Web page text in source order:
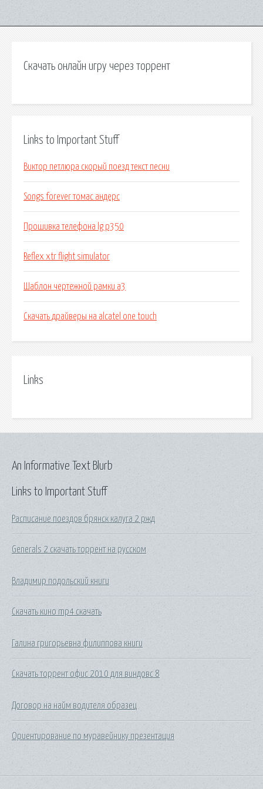
Скачать онлайн игру через торрент
Links to Important Stuff
Виктор петлюра скорый поезд текст песни
Songs forever томас андерс
Прошивка телефона lg p350
Reflex xtr flight simulator
Шаблон чертежной рамки а3
Скачать драйверы на alcatel one touch
Links
Links to Important Stuff
Расписание поездов брянск калуга 2 ржд
Generals 2 скачать торрент на русском
Владимир подольский книги
Скачать кино mp4 скачать
Галина григорьевна филиппова книги
Скачать торрент офис 2010 для виндовс 8
Договор на найм водителя образец
Ориентирование по муравейнику презентация
An Informative Text Blurb